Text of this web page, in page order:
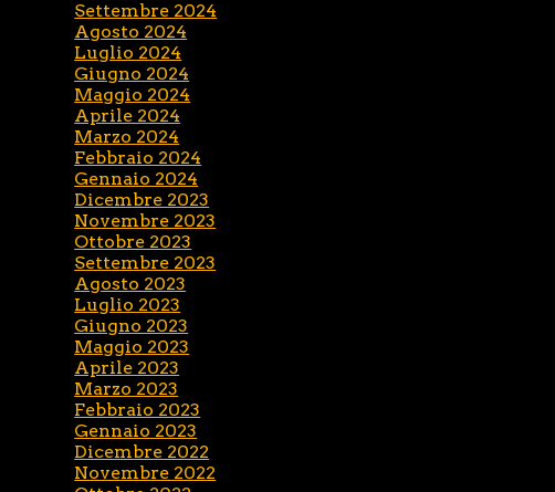
Settembre 2024
Agosto 2024
Luglio 2024
Giugno 2024
Maggio 2024
Aprile 2024
Marzo 2024
Febbraio 2024
Gennaio 2024
Dicembre 2023
Novembre 2023
Ottobre 2023
Settembre 2023
Agosto 2023
Luglio 2023
Giugno 2023
Maggio 2023
Aprile 2023
Marzo 2023
Febbraio 2023
Gennaio 2023
Dicembre 2022
Novembre 2022